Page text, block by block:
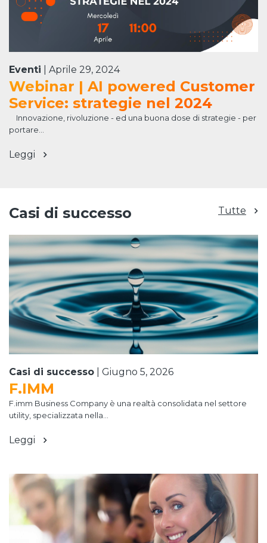
Eventi Aprile 29, 2024
Webinar | AI powered Customer
Service: strategie nel 2024
Innovazione, rivoluzione - ed una buona dose di strategie - per
portare...
Leggi
Casi di successo Tutte
Casi di successo Giugno 5, 2026
F.IMM
F.imm Business Company è una realtà consolidata nel settore
utility, specializzata nella...
Leggi